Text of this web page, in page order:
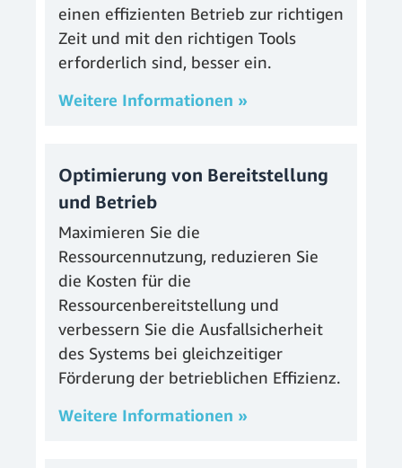
einen effizienten Betrieb zur richtigen
Zeit und mit den richtigen Tools
erforderlich sind, besser ein.
Weitere Informationen »
Optimierung von Bereitstellung
und Betrieb
Maximieren Sie die
Ressourcennutzung, reduzieren Sie
die Kosten für die
Ressourcenbereitstellung und
verbessern Sie die Ausfallsicherheit
des Systems bei gleichzeitiger
Förderung der betrieblichen Effizienz.
Weitere Informationen »